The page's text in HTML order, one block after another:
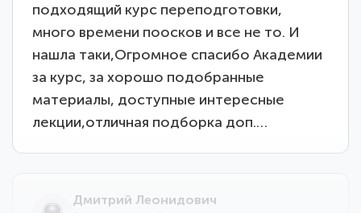
подходящий курс переподготовки,
много времени поосков и все не то. И
нашла таки,Огромное спасибо Академии
за курс, за хорошо подобранные
материалы, доступные интересные
лекции,отличная подборка доп.…
Дмитрий Леонидович